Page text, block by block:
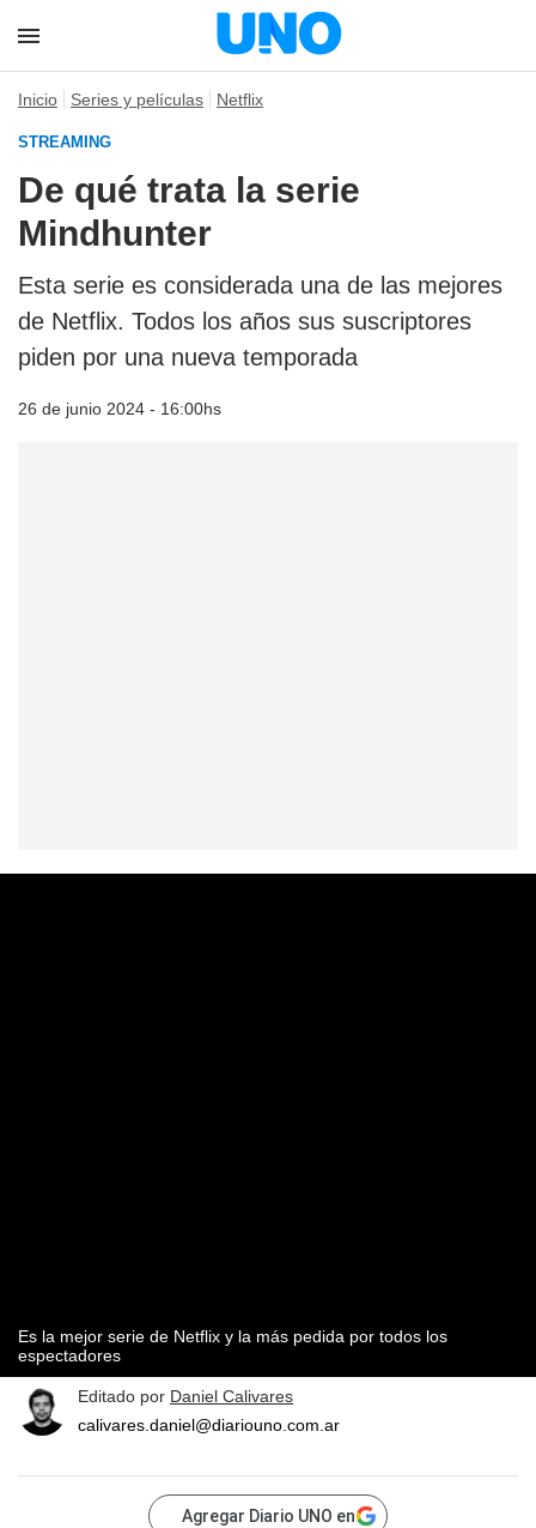
Inicio Series y películas Netflix
STREAMING
De qué trata la serie
Mindhunter
Esta serie es considerada una de las mejores
de Netflix. Todos los años sus suscriptores
piden por una nueva temporada
26 de junio 2024 - 16:00hs
Es la mejor serie de Netflix y la más pedida por todos los
espectadores
Editado por Daniel Calivares
calivares.daniel@diariouno.com.ar
Agregar Diario UNO en